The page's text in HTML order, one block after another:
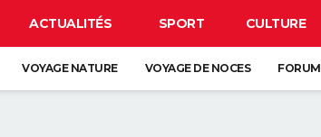
ACTUALITÉS SPORT CULTURE
VOYAGE NATURE VOYAGE DE NOCES FORUM